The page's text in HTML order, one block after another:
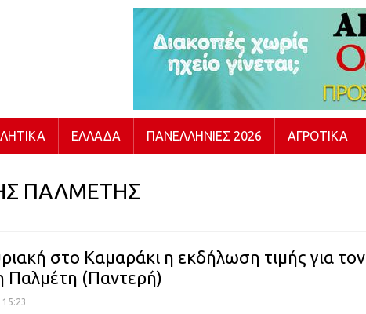
ΕΛΛΆΔΑ ΠΑΝΕΛΛΉΝΙΕΣ 2026 ΑΓΡΟΤΙΚΆ
ΠΑΛΜΕΤΗΣ
στο Καμαράκι η εκδήλωση τιμής για τον
Παλμέτη (Παντερή)